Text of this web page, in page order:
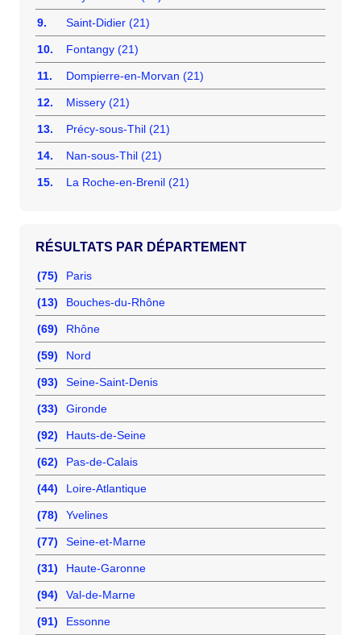
9. Saint-Didier (21)
10. Fontangy (21)
11. Dompierre-en-Morvan (21)
12. Missery (21)
13. Précy-sous-Thil (21)
14. Nan-sous-Thil (21)
15. La Roche-en-Brenil (21)
RÉSULTATS PAR DÉPARTEMENT
(75) Paris
(13) Bouches-du-Rhône
(69) Rhône
(59) Nord
(93) Seine-Saint-Denis
(33) Gironde
(92) Hauts-de-Seine
(62) Pas-de-Calais
(44) Loire-Atlantique
(78) Yvelines
(77) Seine-et-Marne
(31) Haute-Garonne
(94) Val-de-Marne
(91) Essonne